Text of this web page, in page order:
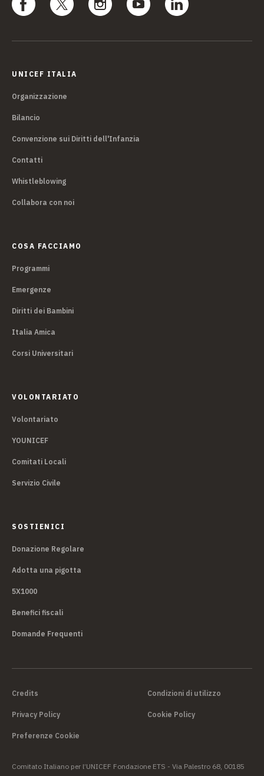
UNICEF ITALIA
Organizzazione
Bilancio
Convenzione sui Diritti dell'Infanzia
Contatti
Whistleblowing
Collabora con noi
COSA FACCIAMO
Programmi
Emergenze
Diritti dei Bambini
Italia Amica
Corsi Universitari
VOLONTARIATO
Volontariato
YOUNICEF
Comitati Locali
Servizio Civile
SOSTIENICI
Donazione Regolare
Adotta una pigotta
5X1000
Benefici fiscali
Domande Frequenti
Credits Condizioni di utilizzo
Privacy Policy Cookie Policy
Preferenze Cookie
Comitato Italiano per l’UNICEF Fondazione ETS - Via Palestro 68, 00185